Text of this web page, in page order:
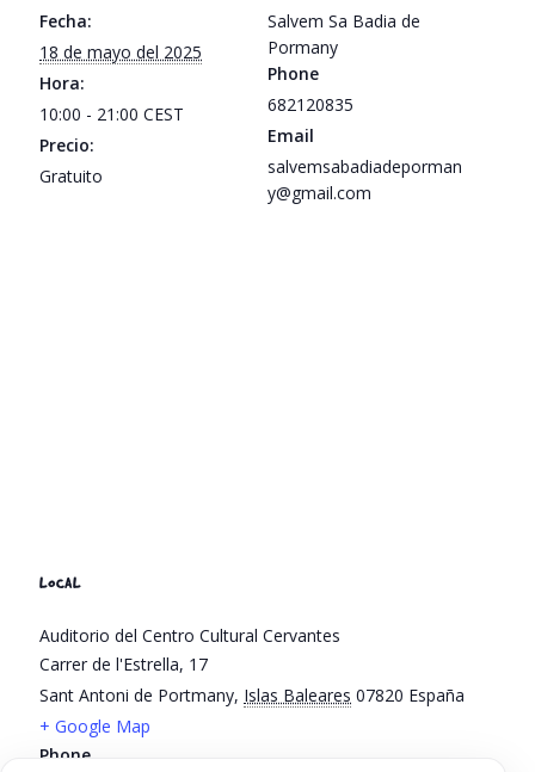
Fecha:
18 de mayo del 2025
Hora:
10:00 - 21:00CEST
Precio:
Gratuito
Salvem Sa Badia de
Pormany
Phone
682120835
Email
salvemsabadiadeporman
y@gmail.com
LOCAL
Auditorio del Centro Cultural Cervantes
Carrer de l'Estrella, 17
Sant Antoni de Portmany, Islas Baleares 07820 España
+ Google Map
Phone